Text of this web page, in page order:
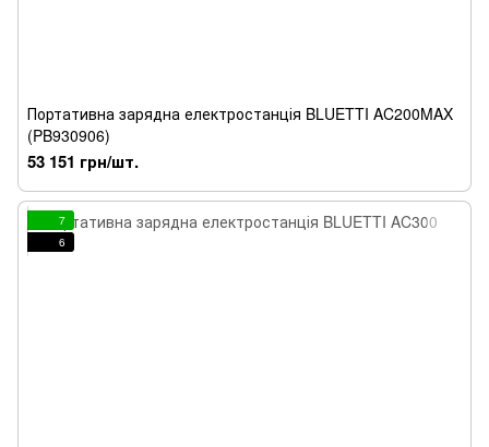
Портативна зарядна електростанція BLUETTI AC200MAX
(PB930906)
53 151 грн/шт.
7
6